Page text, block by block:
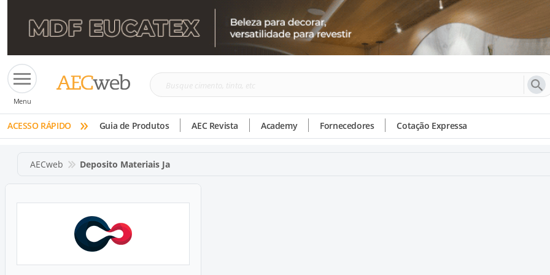
Menu
Busque
tinta,
etc
ACESSO RÁPIDO » Guia de Produtos AEC Revista Academy Fornecedores Cotação Expressa
AECweb Deposito Materiais Ja